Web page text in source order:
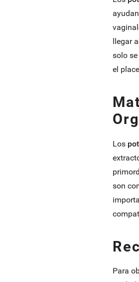
llegar
solo
el
Los
son
Para